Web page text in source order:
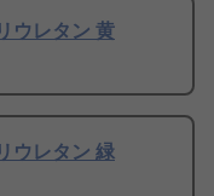
ウレタン 黄
ウレタン 緑